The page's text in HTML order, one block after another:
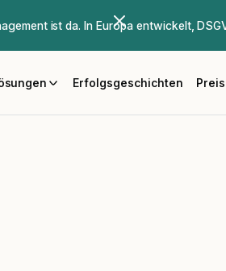
ist da. In Europa entwickelt,
Erfolgsgeschichten